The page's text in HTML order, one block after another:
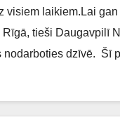
visiem laikiem.Lai
Rīgā, tieši Daugavpilī
nodarboties dzīvē. Šī